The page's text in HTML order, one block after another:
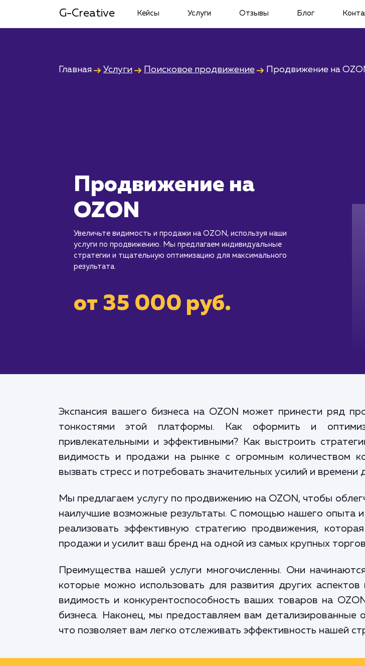
G-Creative Кейсы Услуги Отзывы Блог
Главная Услуги Поисковое продвижение Продвижение на
Продвижение на
OZON
Увеличьте видимость и продажи на OZON, используя наши
услуги по продвижению. Мы предлагаем индивидуальные
стратегии и тщательную оптимизацию для максимального
результата.
от 35 000 руб.
Экспансия вашего бизнеса на OZON может принести ряд
тонкостями этой платформы. Как оформить и
привлекательными и эффективными? Как выстроить
видимость и продажи на рынке с огромным количеством
вызвать стресс и потребовать значительных усилий и
Мы предлагаем услугу по продвижению на OZON, чтобы
наилучшие возможные результаты. С помощью нашего опыта
реализовать эффективную стратегию продвижения,
продажи и усилит ваш бренд на одной из самых крупных
Преимущества нашей услуги многочисленны. Они
которые можно использовать для развития других
видимость и конкурентоспособность ваших товаров на
бизнеса. Наконец, мы предоставляем вам детализированные
что позволяет вам легко отслеживать эффективность нашей